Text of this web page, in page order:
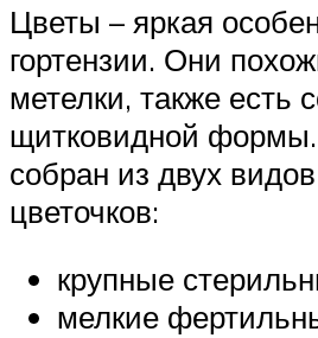
Цветы – яркая
гортензии. Они
метелки, также есть
щитковидной
собран из двух
цветочков:
крупные
мелкие